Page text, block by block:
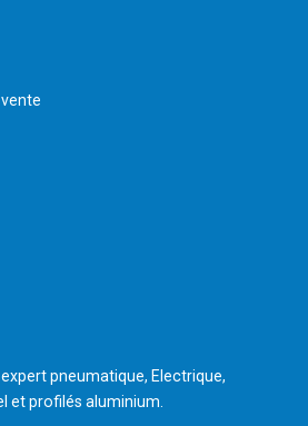
pneumatique, Electrique,
et profilés aluminium.